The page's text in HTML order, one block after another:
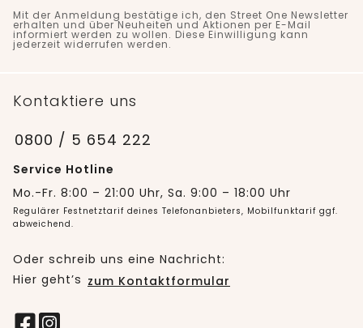
Mit der Anmeldung bestätige ich, den Street One Newsletter
erhalten und über Neuheiten und Aktionen per E-Mail
informiert werden zu wollen. Diese Einwilligung kann
jederzeit widerrufen werden.
Kontaktiere uns
0800 / 5 654 222
Service Hotline
Mo.-Fr. 8:00 – 21:00 Uhr, Sa. 9:00 – 18:00 Uhr
Regulärer Festnetztarif deines Telefonanbieters, Mobilfunktarif ggf.
abweichend.
Oder schreib uns eine Nachricht:
Hier geht’s zum Kontaktformular